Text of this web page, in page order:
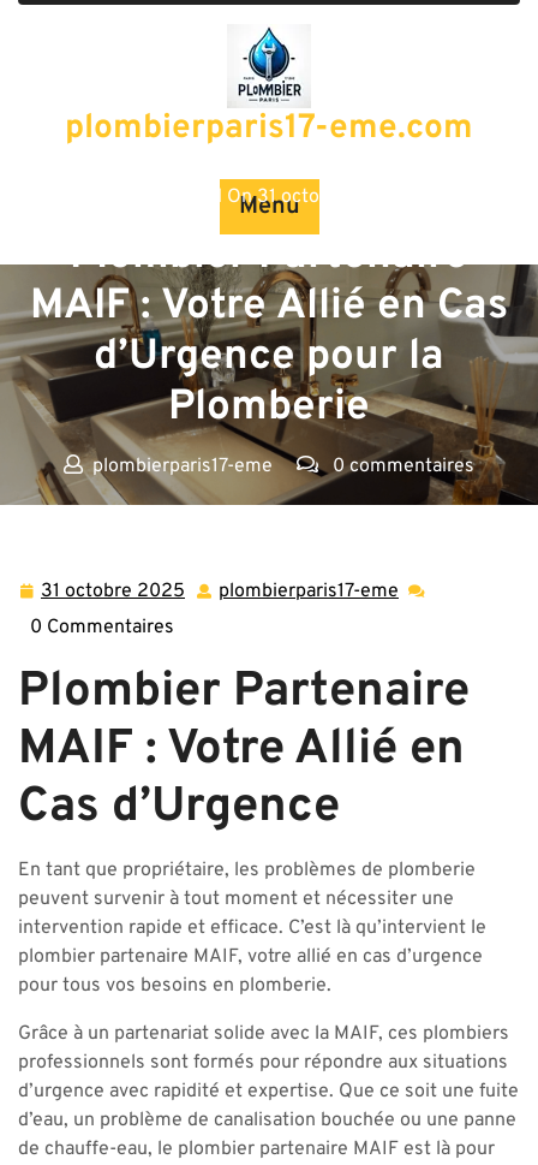
plombierparis17-eme.com
Menu
Posted On 31 octobre 2025
Plombier Partenaire
MAIF : Votre Allié en Cas
d’Urgence pour la
Plomberie
plombierparis17-eme
0 commentaires
31 octobre 2025 31 plombierparis17-eme
0 Commentaires
Plombier Partenaire
MAIF : Votre Allié en
Cas d’Urgence
En tant que propriétaire, les problèmes de plomberie
peuvent survenir à tout moment et nécessiter une
intervention rapide et efficace. C’est là qu’intervient le
plombier partenaire MAIF, votre allié en cas d’urgence
pour tous vos besoins en plomberie.
Grâce à un partenariat solide avec la MAIF, ces plombiers
professionnels sont formés pour répondre aux situations
d’urgence avec rapidité et expertise. Que ce soit une fuite
d’eau, un problème de canalisation bouchée ou une panne
de chauffe-eau, le plombier partenaire MAIF est là pour